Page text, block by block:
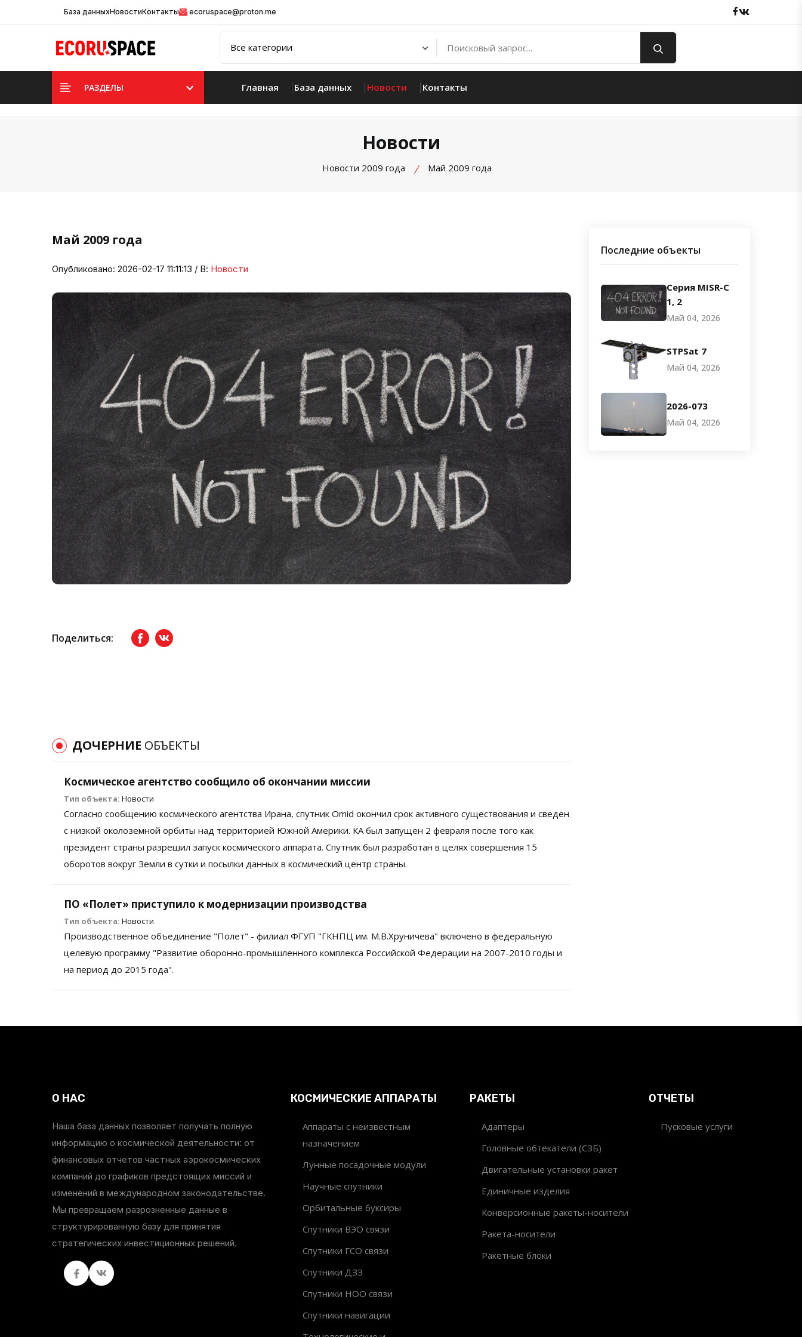
База данныхНовостиКонтакты ecoruspace@proton.me Facebook
РАЗДЕЛЫ Главная База данных Новости Контакты
Новости
Новости 2009 года Май 2009 года
Май 2009 года
Опубликовано: 2026-02-17 11:11:13 / В: Новости
Поделиться: FacebookвКонтакте
ДОЧЕРНИЕ ОБЪЕКТЫ
Космическое агентство сообщило об окончании миссии
Тип объекта: Новости
Согласно сообщению космического агентства Ирана, спутник Omid окончил срок активного существования и сведен
с низкой околоземной орбиты над территорией Южной Америки. КА был запущен 2 февраля после того как
президент страны разрешил запуск космического аппарата. Спутник был разработан в целях совершения 15
оборотов вокруг Земли в сутки и посылки данных в космический центр страны.
ПО «Полет» приступило к модернизации производства
Тип объекта: Новости
Производственное объединение "Полет" - филиал ФГУП "ГКНПЦ им. М.В.Хруничева" включено в федеральную
целевую программу "Развитие оборонно-промышленного комплекса Российской Федерации на 2007-2010 годы и
на период до 2015 года".
Последние объекты
Серия MISR-C
1, 2
Май 04, 2026
STPSat 7
Май 04, 2026
2026-073
Май 04, 2026
О НАС
Наша база данных позволяет получать полную
информацию о космической деятельности: от
финансовых отчетов частных аэрокосмических
компаний до графиков предстоящих миссий и
изменений в международном законодательстве.
Мы превращаем разрозненные данные в
структурированную базу для принятия
стратегических инвестиционных решений.
FacebookвКонтакте
КОСМИЧЕСКИЕ АППАРАТЫ
Аппараты с неизвестным
назначением
Лунные посадочные модули
Научные спутники
Орбитальные буксиры
Спутники ВЭО связи
Спутники ГСО связи
Спутники ДЗЗ
Спутники НОО связи
Спутники навигации
РАКЕТЫ
Адаптеры
Головные обтекатели (СЗБ)
Двигательные установки ракет
Единичные изделия
Конверсионные ракеты-носители
Ракета-носители
Ракетные блоки
ОТЧЕТЫ
Пусковые услуги